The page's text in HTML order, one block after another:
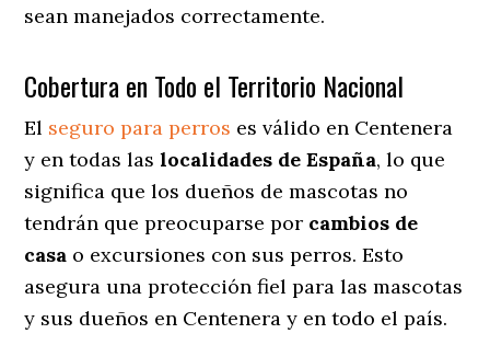
sean manejados correctamente.
Cobertura en Todo el Territorio Nacional
El seguro para perros es válido en Centenera
y en todas laslocalidades de España, lo que
significa que los dueños de mascotas no
tendrán que preocuparse por cambios de
casa o excursiones con sus perros. Esto
asegura una protección fiel para las mascotas
y sus dueños en Centenera y en todo el país.